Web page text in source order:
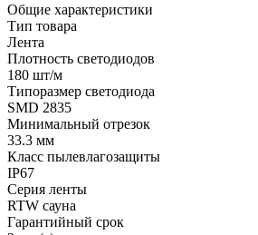
Общие характеристики
Тип товара
Лента
Плотность светодиодов
180 шт/м
Типоразмер светодиода
SMD 2835
Минимальный отрезок
33.3 мм
Класс пылевлагозащиты
IP67
Серия ленты
RTW сауна
Гарантийный срок